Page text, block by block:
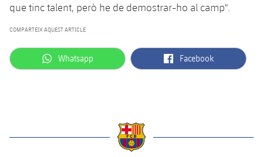
que tinc talent, però he de demostrar-ho al camp".
COMPARTEIX AQUEST ARTICLE
label.aria.whatsapp
Whatsapp label.aria.facebook
Facebook